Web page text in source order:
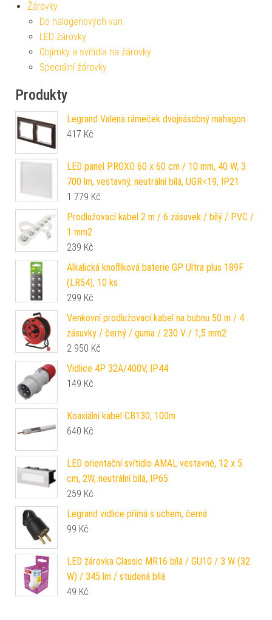
Žárovky
Do halogenových van
LED žárovky
Objímky a svítidla na žárovky
Speciální žárovky
Produkty
Legrand Valena rámeček dvojnásobný mahagon
417 Kč
LED panel PROXO 60 x 60 cm / 10 mm, 40 W, 3
700 lm, vestavný, neutrální bílá, UGR<19, IP21
1 779 Kč
Prodlužovací kabel 2 m / 6 zásuvek / bílý / PVC /
1 mm2
239 Kč
Alkalická knoflíková baterie GP Ultra plus 189F
(LR54), 10 ks
299 Kč
Venkovní prodlužovací kabel na bubnu 50 m / 4
zásuvky / černý / guma / 230 V / 1,5 mm2
2 950 Kč
Vidlice 4P 32A/400V, IP44
149 Kč
Koaxiální kabel CB130, 100m
640 Kč
LED orientační svítidlo AMAL vestavné, 12 x 5
cm, 2W, neutrální bílá, IP65
259 Kč
Legrand vidlice přímá s uchem, černá
99 Kč
LED žárovka Classic MR16 bílá / GU10 / 3 W (32
W) / 345 lm / studená bílá
49 Kč